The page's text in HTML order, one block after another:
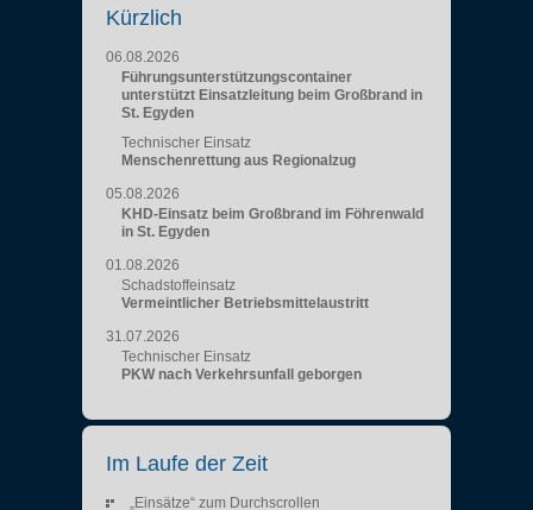
Kürzlich
06.08.2026
Führungsunterstützungscontainer
unterstützt Einsatzleitung beim Großbrand in
St. Egyden
Technischer Einsatz
Menschenrettung aus Regionalzug
05.08.2026
KHD-Einsatz beim Großbrand im Föhrenwald
in St. Egyden
01.08.2026
Schadstoffeinsatz
Vermeintlicher Betriebsmittelaustritt
31.07.2026
Technischer Einsatz
PKW nach Verkehrsunfall geborgen
Im Laufe der Zeit
„Einsätze“ zum Durchscrollen